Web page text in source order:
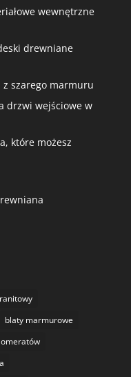
wewnętrzne
drewniane
szarego marmuru
drzwi wejściowe w
które możesz
blaty marmurowe